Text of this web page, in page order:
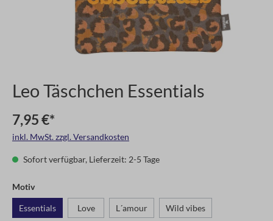
Leo Täschchen Essentials
7,95 €*
inkl. MwSt. zzgl. Versandkosten
Sofort verfügbar, Lieferzeit: 2-5 Tage
Motiv
Essentials Love L´amour Wild vibes